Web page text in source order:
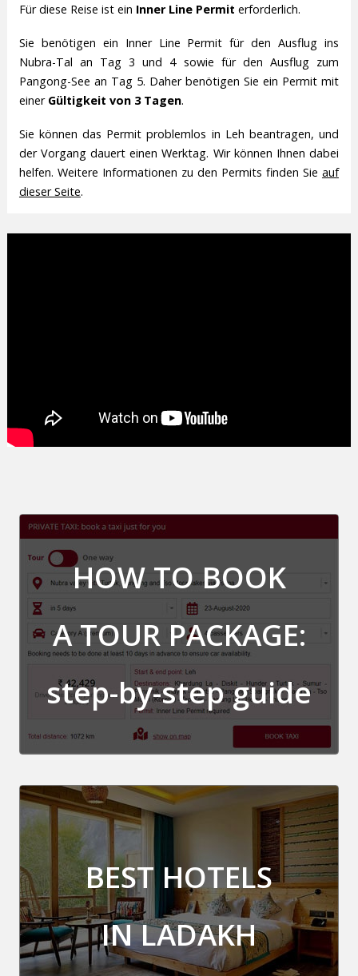
Für diese Reise ist ein Inner Line Permit erforderlich.
Sie benötigen ein Inner Line Permit für den Ausflug ins
Nubra-Tal an Tag 3 und 4 sowie für den Ausflug zum
Pangong-See an Tag 5. Daher benötigen Sie ein Permit mit
einer Gültigkeit von 3 Tagen.
Sie können das Permit problemlos in Leh beantragen, und
der Vorgang dauert einen Werktag. Wir können Ihnen dabei
helfen. Weitere Informationen zu den Permits finden Sie auf
dieser Seite.
HOW TO BOOK
A TOUR PACKAGE:
step-by-step guide
BEST HOTELS
IN LADAKH